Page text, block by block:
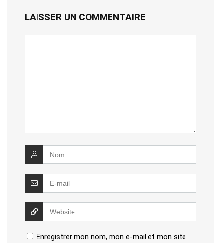
LAISSER UN COMMENTAIRE
Enregistrer mon nom, mon e-mail et mon site